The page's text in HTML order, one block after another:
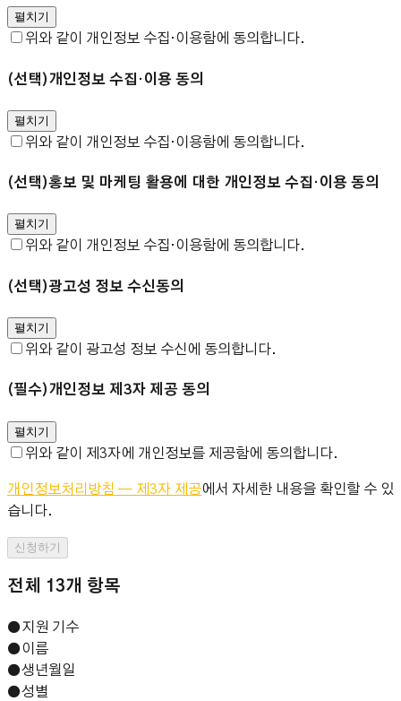
펼치기
위와 같이 개인정보 수집·이용함에 동의합니다.
(선택)개인정보 수집·이용 동의
펼치기
위와 같이 개인정보 수집·이용함에 동의합니다.
(선택)홍보 및 마케팅 활용에 대한 개인정보 수집·이용 동의
펼치기
위와 같이 개인정보 수집·이용함에 동의합니다.
(선택)광고성 정보 수신동의
펼치기
위와 같이 광고성 정보 수신에 동의합니다.
(필수)개인정보 제3자 제공 동의
펼치기
위와 같이 제3자에 개인정보를 제공함에 동의합니다.
개인정보처리방침 — 제3자 제공에서 자세한 내용을 확인할 수 있
습니다.
신청하기
전체 13개 항목
●지원 기수
●이름
●생년월일
●성별